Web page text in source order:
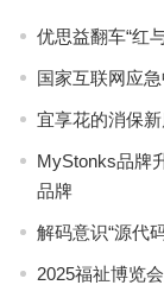
优思益翻车“红
国家互联网应
宜享花的消保
MyStonks品牌
品牌
解码意识“源代
2025福祉博览